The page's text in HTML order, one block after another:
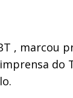
, marcou
do